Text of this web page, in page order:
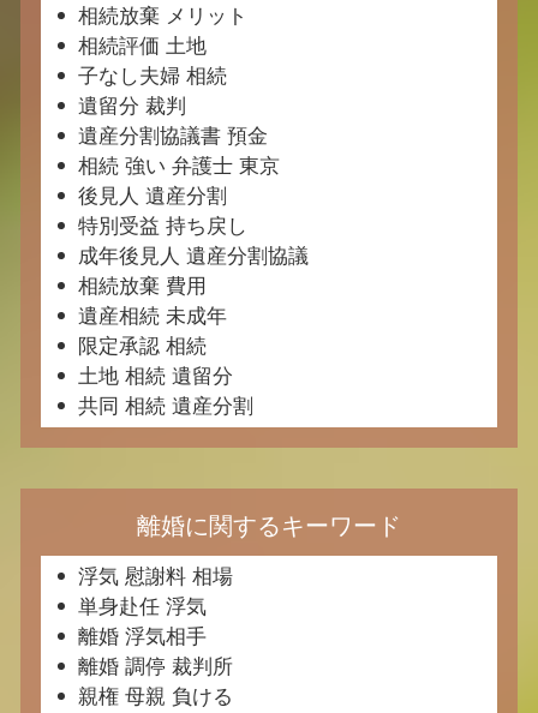
相続放棄 メリット
相続評価 土地
子なし夫婦 相続
遺留分 裁判
遺産分割協議書 預金
相続 強い 弁護士 東京
後見人 遺産分割
特別受益 持ち戻し
成年後見人 遺産分割協議
相続放棄 費用
遺産相続 未成年
限定承認 相続
土地 相続 遺留分
共同 相続 遺産分割
離婚に関するキーワード
浮気 慰謝料 相場
単身赴任 浮気
離婚 浮気相手
離婚 調停 裁判所
親権 母親 負ける